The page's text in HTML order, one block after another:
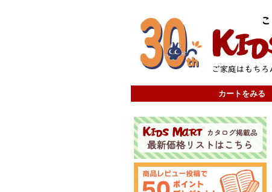
カートをみる